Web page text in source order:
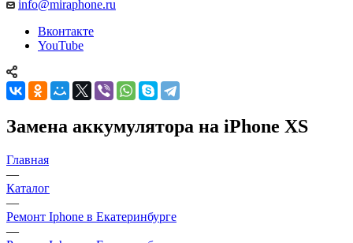
info@miraphone.ru
Вконтакте
YouTube
Замена аккумулятора на iPhone XS
Главная
—
Каталог
—
Ремонт Iphone в Екатеринбурге
—